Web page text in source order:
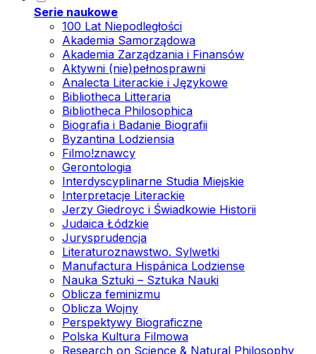
Serie naukowe
100 Lat Niepodległości
Akademia Samorządowa
Akademia Zarządzania i Finansów
Aktywni (nie)pełnosprawni
Analecta Literackie i Językowe
Bibliotheca Litteraria
Bibliotheca Philosophica
Biografia i Badanie Biografii
Byzantina Lodziensia
Filmo!znawcy
Gerontologia
Interdyscyplinarne Studia Miejskie
Interpretacje Literackie
Jerzy Giedroyc i Świadkowie Historii
Judaica Łódzkie
Jurysprudencja
Literaturoznawstwo. Sylwetki
Manufactura Hispánica Lodziense
Nauka Sztuki – Sztuka Nauki
Oblicza feminizmu
Oblicza Wojny
Perspektywy Biograficzne
Polska Kultura Filmowa
Research on Science & Natural Philosophy